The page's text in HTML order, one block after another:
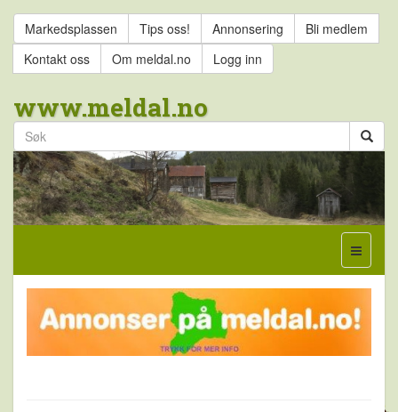
Markedsplassen Tips oss! Annonsering
Bli medlem
Kontakt oss
Om meldal.no Logg inn
www.meldal.no